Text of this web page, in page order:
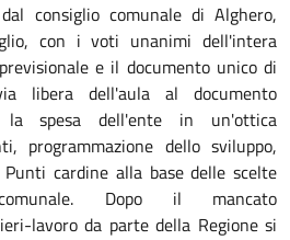
consiglio comunale di Alghero,
con i voti unanimi dell'intera
e il documento unico di
libera dell'aula al documento
la spesa dell'ente in un'ottica
programmazione dello sviluppo,
cardine alla base delle scelte
comunale. Dopo il mancato
lavoro da parte della Regione si